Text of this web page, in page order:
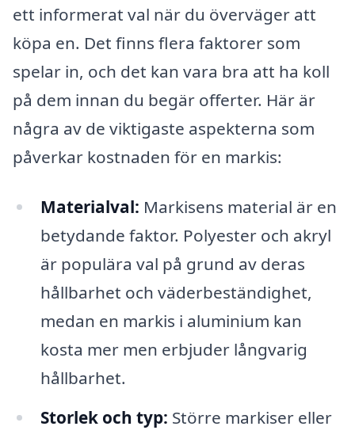
ett informerat val när du överväger att
köpa en. Det finns flera faktorer som
spelar in, och det kan vara bra att ha koll
på dem innan du begär offerter. Här är
några av de viktigaste aspekterna som
påverkar kostnaden för en markis:
Materialval: Markisens material är en
betydande faktor. Polyester och akryl
är populära val på grund av deras
hållbarhet och väderbeständighet,
medan en markis i aluminium kan
kosta mer men erbjuder långvarig
hållbarhet.
Storlek och typ: Större markiser eller